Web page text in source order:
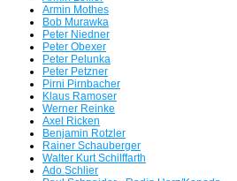
Armin Mothes
Bob Murawka
Peter Niedner
Peter Obexer
Peter Pelunka
Peter Petzner
Pirni Pirnbacher
Klaus Ramoser
Werner Reinke
Axel Ricken
Benjamin Rotzler
Rainer Schauberger
Walter Kurt Schilffarth
Ado Schlier